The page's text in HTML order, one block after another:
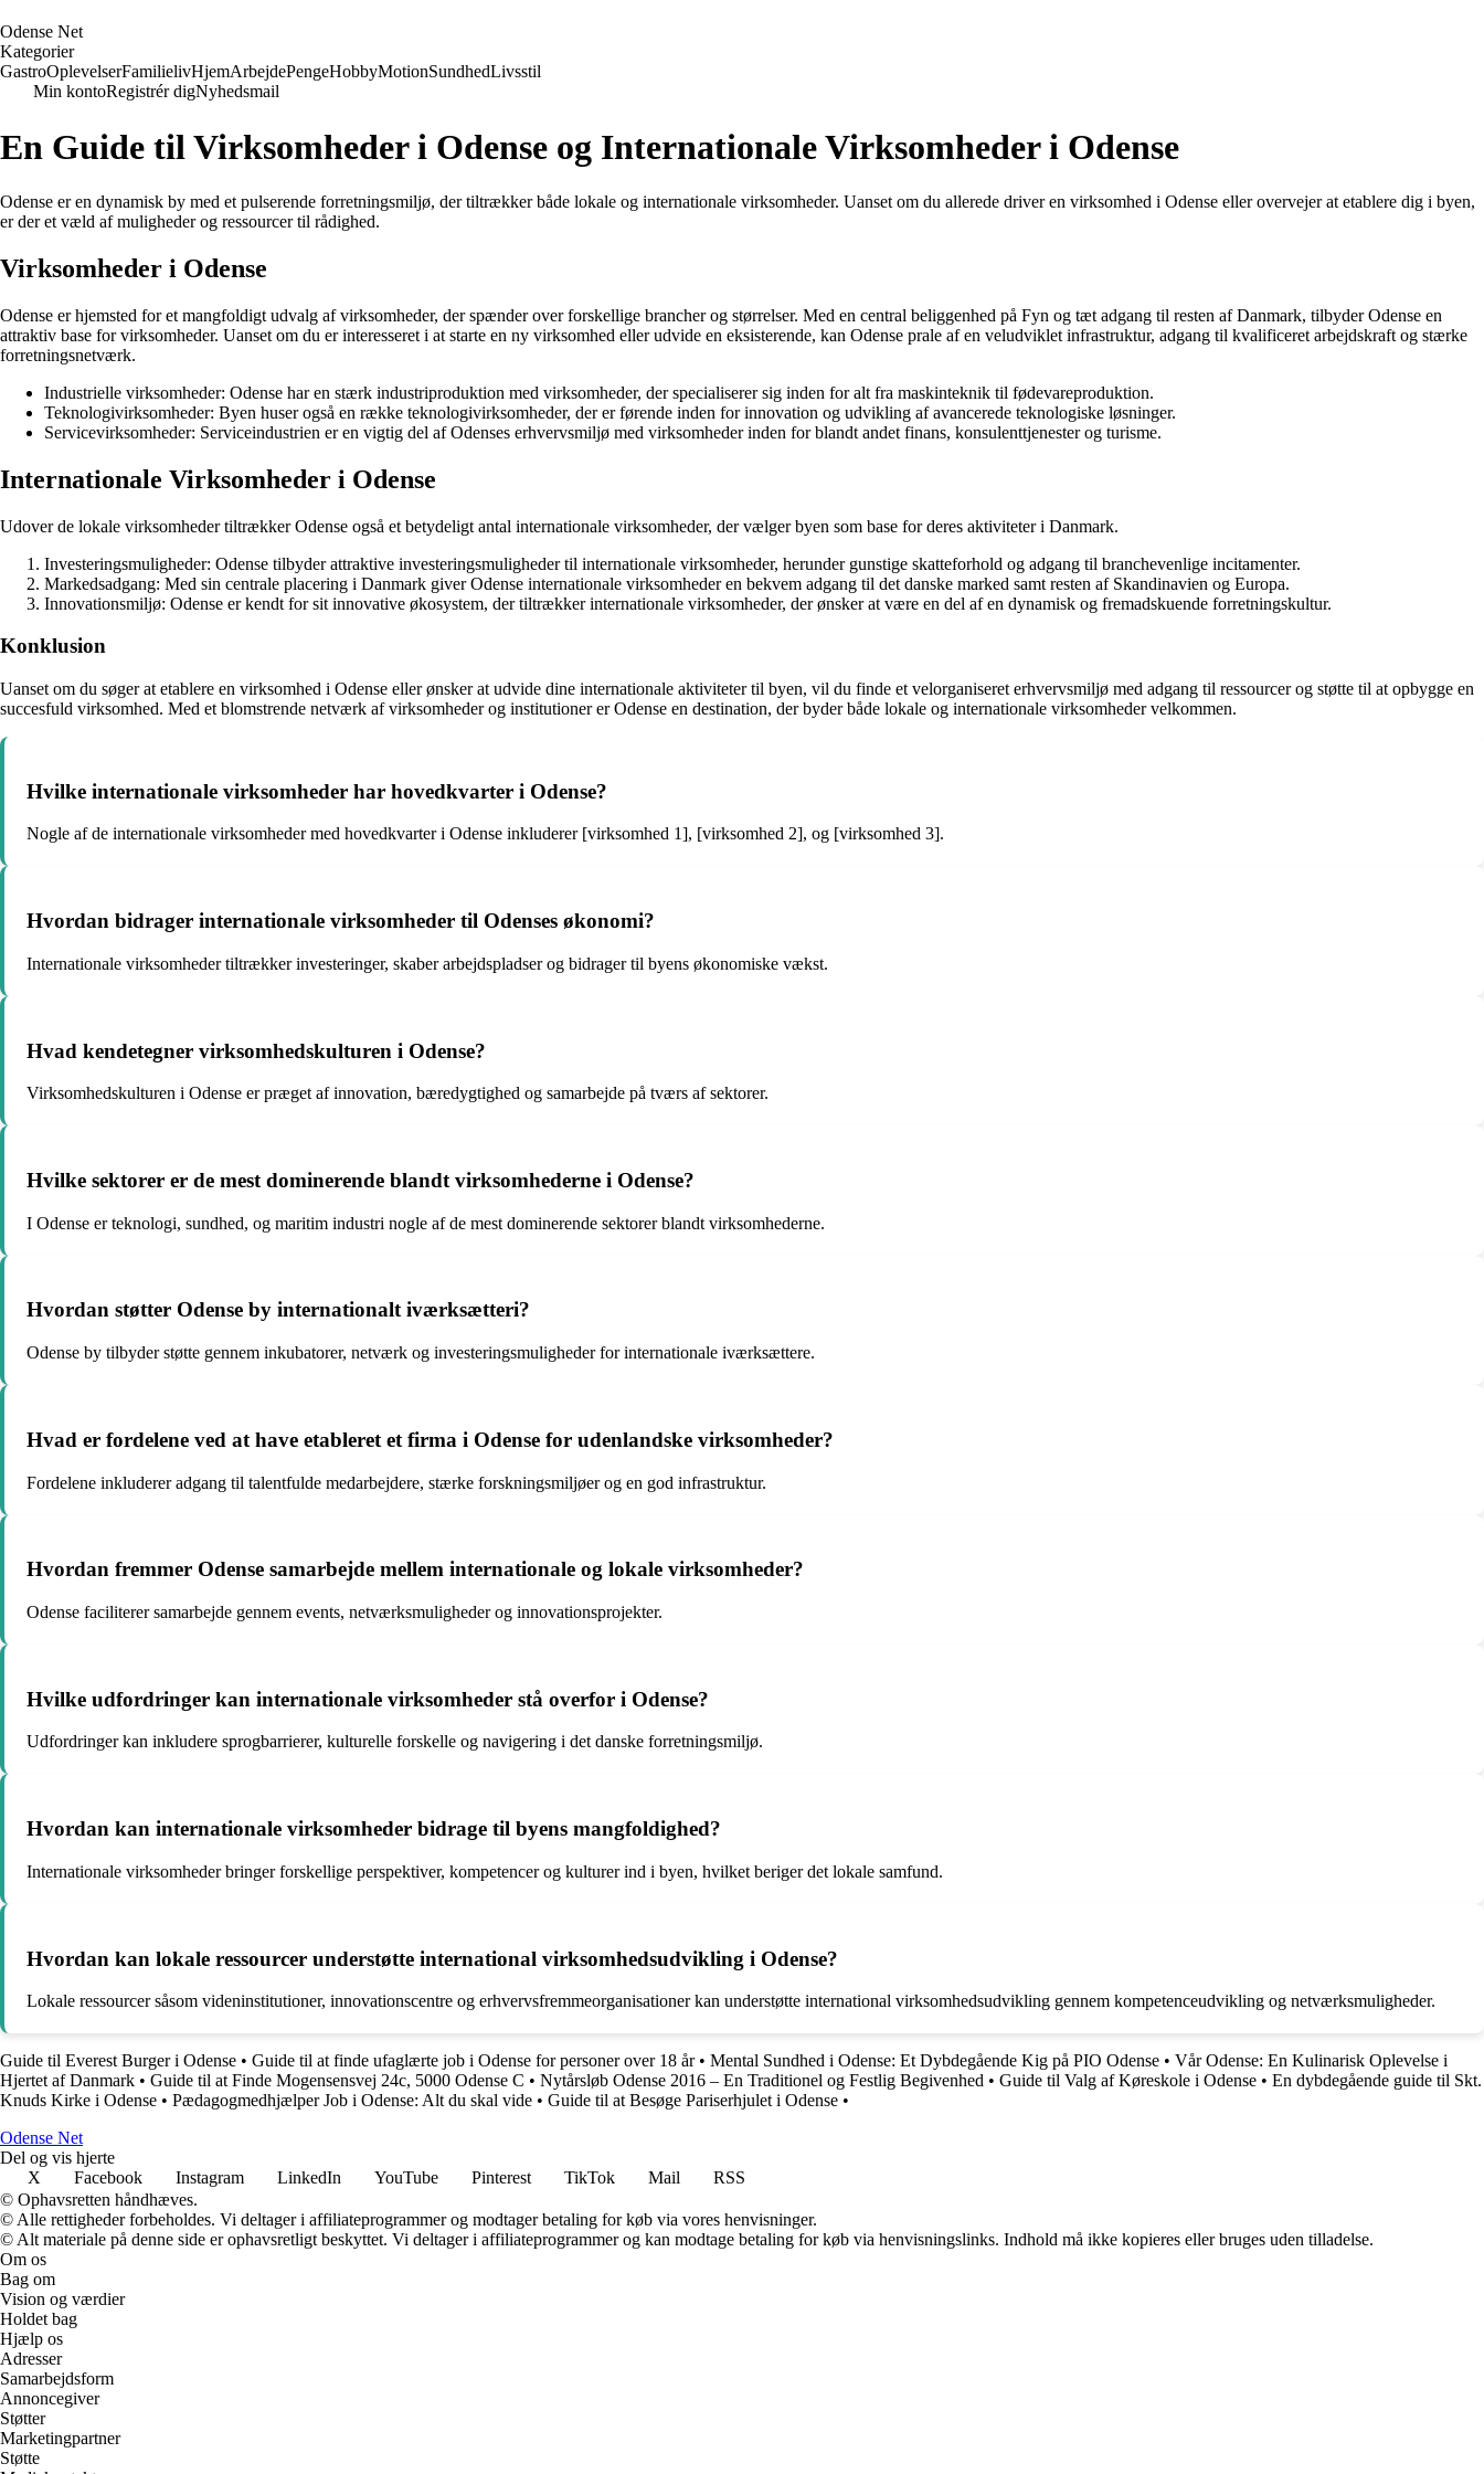
Odense Net
Kategorier
GastroOplevelserFamilielivHjemArbejdePengeHobbyMotionSundhedLivsstil
Min kontoRegistrér digNyhedsmail
En Guide til Virksomheder i Odense og Internationale Virksomheder i Odense
Odense er en dynamisk by med et pulserende forretningsmiljø, der tiltrækker både lokale og internationale virksomheder. Uanset om du allerede driver en virksomhed i Odense eller overvejer at etablere dig i byen,
er der et væld af muligheder og ressourcer til rådighed.
Virksomheder i Odense
Odense er hjemsted for et mangfoldigt udvalg af virksomheder, der spænder over forskellige brancher og størrelser. Med en central beliggenhed på Fyn og tæt adgang til resten af Danmark, tilbyder Odense en
attraktiv base for virksomheder. Uanset om du er interesseret i at starte en ny virksomhed eller udvide en eksisterende, kan Odense prale af en veludviklet infrastruktur, adgang til kvalificeret arbejdskraft og stærke
forretningsnetværk.
Industrielle virksomheder: Odense har en stærk industriproduktion med virksomheder, der specialiserer sig inden for alt fra maskinteknik til fødevareproduktion.
Teknologivirksomheder: Byen huser også en række teknologivirksomheder, der er førende inden for innovation og udvikling af avancerede teknologiske løsninger.
Servicevirksomheder: Serviceindustrien er en vigtig del af Odenses erhvervsmiljø med virksomheder inden for blandt andet finans, konsulenttjenester og turisme.
Internationale Virksomheder i Odense
Udover de lokale virksomheder tiltrækker Odense også et betydeligt antal internationale virksomheder, der vælger byen som base for deres aktiviteter i Danmark.
Investeringsmuligheder: Odense tilbyder attraktive investeringsmuligheder til internationale virksomheder, herunder gunstige skatteforhold og adgang til branchevenlige incitamenter.
Markedsadgang: Med sin centrale placering i Danmark giver Odense internationale virksomheder en bekvem adgang til det danske marked samt resten af Skandinavien og Europa.
Innovationsmiljø: Odense er kendt for sit innovative økosystem, der tiltrækker internationale virksomheder, der ønsker at være en del af en dynamisk og fremadskuende forretningskultur.
Konklusion
Uanset om du søger at etablere en virksomhed i Odense eller ønsker at udvide dine internationale aktiviteter til byen, vil du finde et velorganiseret erhvervsmiljø med adgang til ressourcer og støtte til at opbygge en
succesfuld virksomhed. Med et blomstrende netværk af virksomheder og institutioner er Odense en destination, der byder både lokale og internationale virksomheder velkommen.
Hvilke internationale virksomheder har hovedkvarter i Odense?
Nogle af de internationale virksomheder med hovedkvarter i Odense inkluderer [virksomhed 1], [virksomhed 2], og [virksomhed 3].
Hvordan bidrager internationale virksomheder til Odenses økonomi?
Internationale virksomheder tiltrækker investeringer, skaber arbejdspladser og bidrager til byens økonomiske vækst.
Hvad kendetegner virksomhedskulturen i Odense?
Virksomhedskulturen i Odense er præget af innovation, bæredygtighed og samarbejde på tværs af sektorer.
Hvilke sektorer er de mest dominerende blandt virksomhederne i Odense?
I Odense er teknologi, sundhed, og maritim industri nogle af de mest dominerende sektorer blandt virksomhederne.
Hvordan støtter Odense by internationalt iværksætteri?
Odense by tilbyder støtte gennem inkubatorer, netværk og investeringsmuligheder for internationale iværksættere.
Hvad er fordelene ved at have etableret et firma i Odense for udenlandske virksomheder?
Fordelene inkluderer adgang til talentfulde medarbejdere, stærke forskningsmiljøer og en god infrastruktur.
Hvordan fremmer Odense samarbejde mellem internationale og lokale virksomheder?
Odense faciliterer samarbejde gennem events, netværksmuligheder og innovationsprojekter.
Hvilke udfordringer kan internationale virksomheder stå overfor i Odense?
Udfordringer kan inkludere sprogbarrierer, kulturelle forskelle og navigering i det danske forretningsmiljø.
Hvordan kan internationale virksomheder bidrage til byens mangfoldighed?
Internationale virksomheder bringer forskellige perspektiver, kompetencer og kulturer ind i byen, hvilket beriger det lokale samfund.
Hvordan kan lokale ressourcer understøtte international virksomhedsudvikling i Odense?
Lokale ressourcer såsom videninstitutioner, innovationscentre og erhvervsfremmeorganisationer kan understøtte international virksomhedsudvikling gennem kompetenceudvikling og netværksmuligheder.
Guide til Everest Burger i Odense • Guide til at finde ufaglærte job i Odense for personer over 18 år• Mental Sundhed i Odense: Et Dybdegående Kig på PIO Odense • Vår Odense: En Kulinarisk Oplevelse i
Hjertet af Danmark • Guide til at Finde Mogensensvej 24c, 5000 Odense C • Nytårsløb Odense 2016 – En Traditionel og Festlig Begivenhed • Guide til Valg af Køreskole i Odense • En dybdegående guide til Skt.
Knuds Kirke i Odense • Pædagogmedhjælper Job i Odense: Alt du skal vide • Guide til at Besøge Pariserhjulet i Odense •
Odense Net
Del og vis hjerte
X
Facebook Instagram LinkedIn YouTube Pinterest TikTok Mail
RSS
© Ophavsretten håndhæves.
© Alle rettigheder forbeholdes. Vi deltager i affiliateprogrammer og modtager betaling for køb via vores henvisninger.
© Alt materiale på denne side er ophavsretligt beskyttet. Vi deltager i affiliateprogrammer og kan modtage betaling for køb via henvisningslinks. Indhold må ikke kopieres eller bruges uden tilladelse.
Om os
Bag om
Vision og værdier
Holdet bag
Hjælp os
Adresser
Samarbejdsform
Annoncegiver
Støtter
Marketingpartner
Støtte